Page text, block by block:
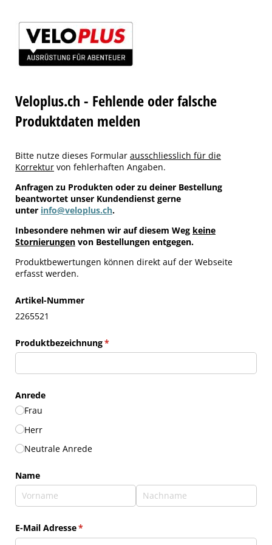
Veloplus.ch - Fehlende oder falsche
Produktdaten melden
Bitte nutze dieses Formular ausschliesslich für die
Korrektur von fehlerhaften Angaben.
Anfragen zu Produkten oder zu deiner Bestellung
beantwortet unser Kundendienst gerne
unter info@veloplus.ch.
Inbesondere nehmen wir auf diesem Weg keine
Stornierungen von Bestellungen entgegen.
Produktbewertungen können direkt auf der Webseite
erfasst werden.
Artikel-Nummer
2265521
Produktbezeichnung*
(erforderlich)
Anrede
Frau
Herr
Neutrale Anrede
Name
E-Mail Adresse*
(erforderlich)